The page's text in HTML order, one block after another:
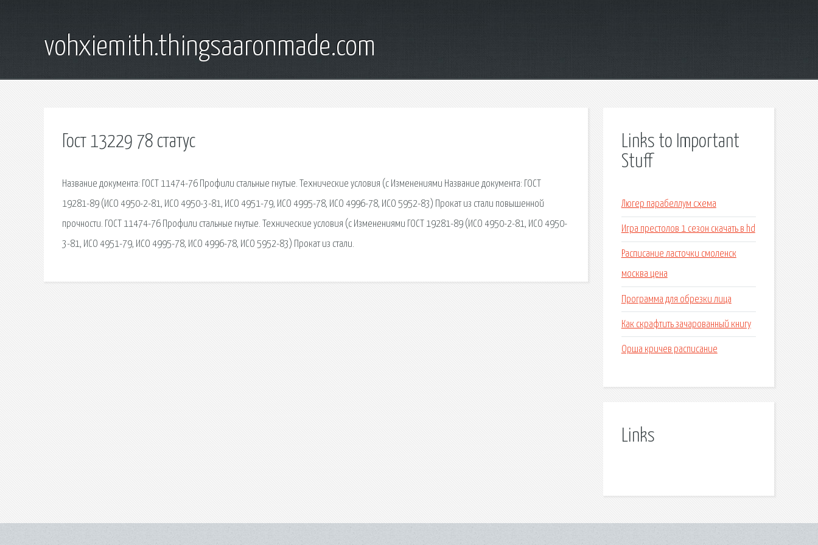
vohxiemith.thingsaaronmade.com
Гост 13229 78 статус
Название документа: ГОСТ 11474-76 Профили стальные гнутые. Технические условия (с Изменениями Название документа: ГОСТ
19281-89 (ИСО 4950-2-81, ИСО 4950-3-81, ИСО 4951-79, ИСО 4995-78, ИСО 4996-78, ИСО 5952-83) Прокат из стали повышенной
прочности. ГОСТ 11474-76 Профили стальные гнутые. Технические условия (с Изменениями ГОСТ 19281-89 (ИСО 4950-2-81, ИСО 4950-
3-81, ИСО 4951-79, ИСО 4995-78, ИСО 4996-78, ИСО 5952-83) Прокат из стали.
Links to Important
Stuff
Люгер парабеллум схема
Игра престолов 1 сезон скачать в hd
Расписание ласточки смоленск
москва цена
Программа для обрезки лица
Как скрафтить зачарованный книгу
Орша кричев расписание
Links